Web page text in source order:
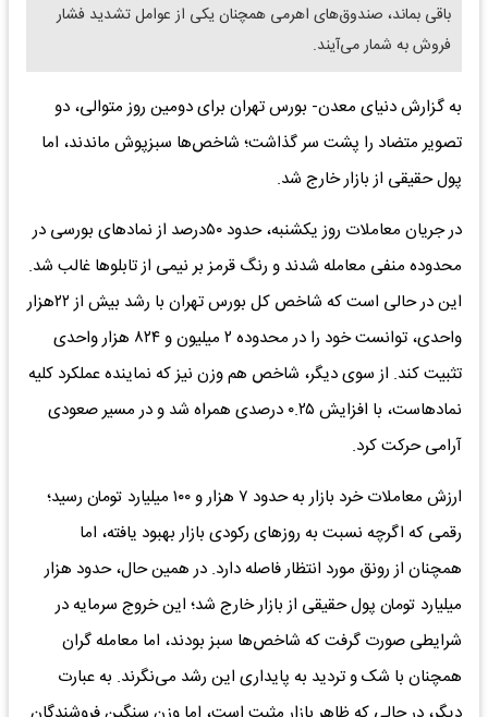
باقی بماند، صندوق‌های اهرمی همچنان یکی از عوامل تشدید فشار
فروش به شمار می‌آیند.
به گزارش دنیای معدن- بورس تهران برای دومین روز متوالی، دو
تصویر متضاد را پشت سر گذاشت؛ شاخص‌ها سبزپوش ماندند، اما
پول حقیقی از بازار خارج شد.
در جریان معاملات روز یکشنبه، حدود ۵۰درصد از نماد‌های بورسی در
محدوده منفی معامله شدند و رنگ قرمز بر نیمی از تابلو‌ها غالب شد.
این در حالی است که شاخص کل بورس تهران با رشد بیش از ۲۲هزار
واحدی، توانست خود را در محدوده ۲ میلیون و ۸۲۴ هزار واحدی
تثبیت کند. از سوی دیگر، شاخص هم وزن نیز که نماینده عملکرد کلیه
نمادهاست، با افزایش ۰.۲۵ درصدی همراه شد و در مسیر صعودی
آرامی حرکت کرد.
ارزش معاملات خرد بازار به حدود ۷ هزار و ۱۰۰ میلیارد تومان رسید؛
رقمی که اگرچه نسبت به روز‌های رکودی بازار بهبود یافته، اما
همچنان از رونق مورد انتظار فاصله دارد. در همین حال، حدود هزار
میلیارد تومان پول حقیقی از بازار خارج شد؛ این خروج سرمایه در
شرایطی صورت گرفت که شاخص‌ها سبز بودند، اما معامله گران
همچنان با شک و تردید به پایداری این رشد می‌نگرند. به عبارت